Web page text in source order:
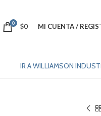
0 $0 MI CUENTA /
IR A WILLIAMSON